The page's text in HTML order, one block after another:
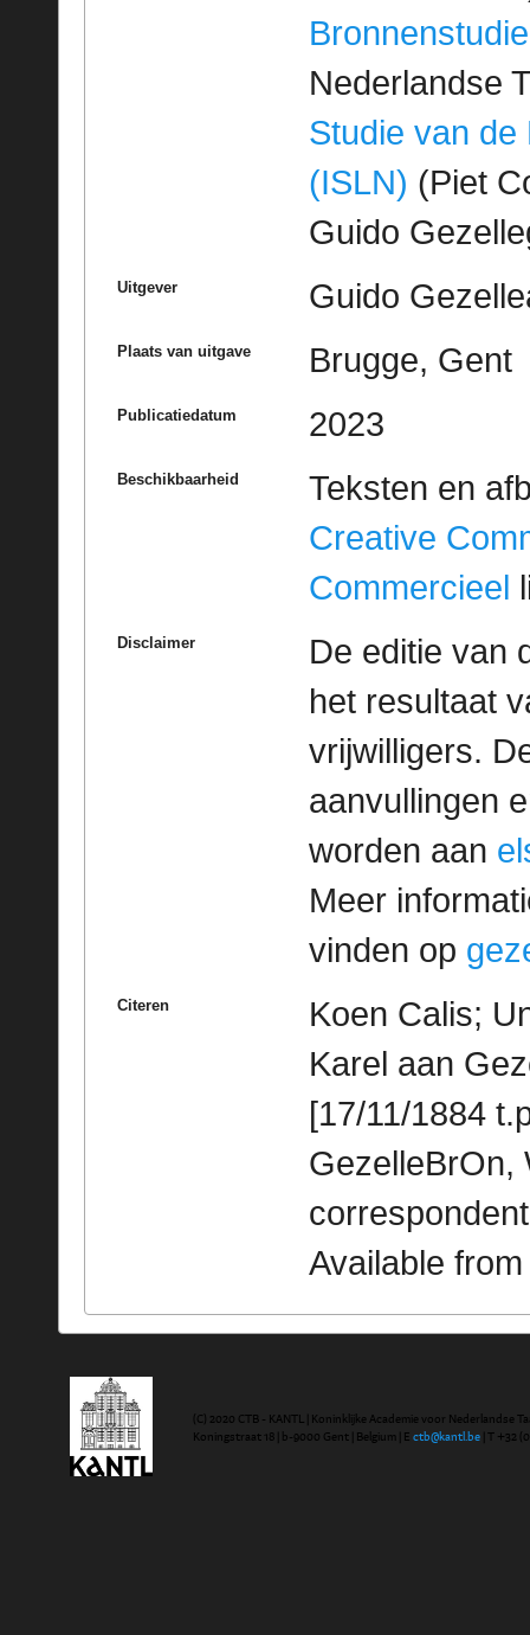
Bronnenstudie
Nederlandse
Studie van de
(ISLN) (Piet
Guido
Uitgever Guido
Plaats van uitgave Brugge, Gent
Publicatiedatum 2023
Beschikbaarheid
Teksten en
Creative
Commercieel
Disclaimer
De editie van
het resultaat
vrijwilligers.
aanvullingen
worden aan
Meer
vinden op
Citeren
Koen Calis;
Karel aan
[17/11/1884
GezelleBrOn,
Available
(C) 2020 CTB - KANTL | Koninklijke Academie voor Nederlandse
Koningstraat 18 | b-9000 Gent | Belgium | E ctb@kantl.be | T +32